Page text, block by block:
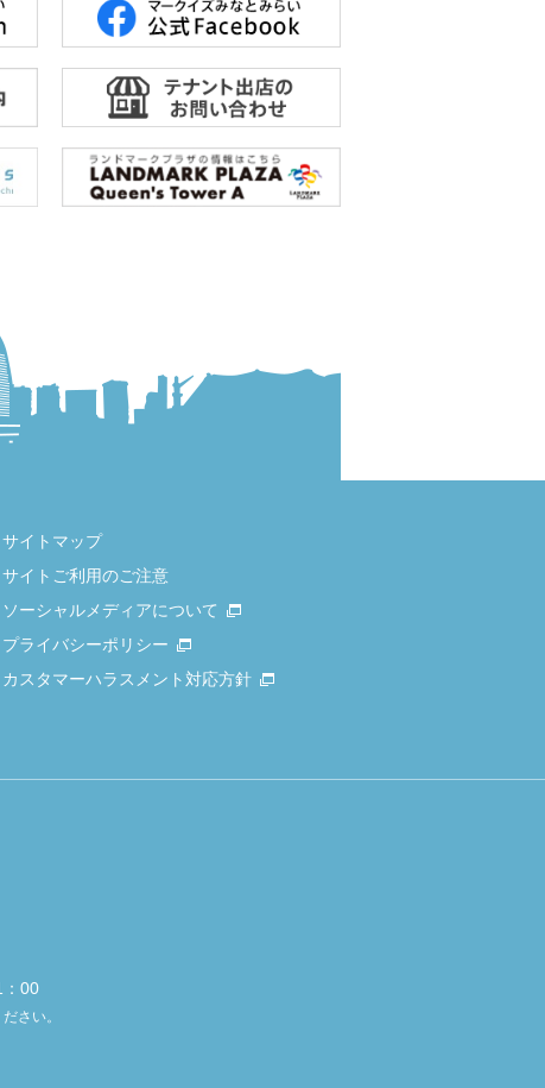
サイトマップ
サイトご利用のご注意
ソーシャルメディアについて
プライバシーポリシー
カスタマーハラスメント対応方針
00
さい。